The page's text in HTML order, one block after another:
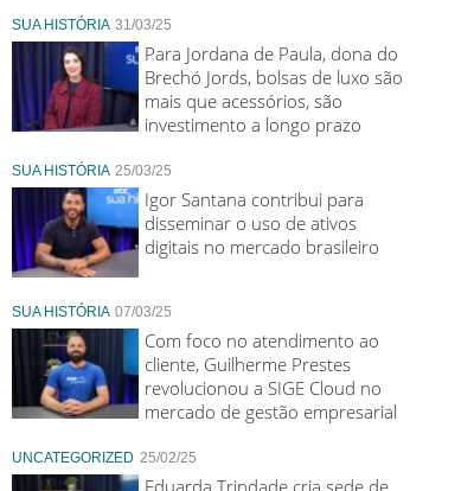
SUA HISTÓRIA 31/03/25
Para Jordana de Paula, dona do
Brechó Jords, bolsas de luxo são
mais que acessórios, são
investimento a longo prazo
SUA HISTÓRIA 25/03/25
Igor Santana contribui para
disseminar o uso de ativos
digitais no mercado brasileiro
SUA HISTÓRIA 07/03/25
Com foco no atendimento ao
cliente, Guilherme Prestes
revolucionou a SIGE Cloud no
mercado de gestão empresarial
UNCATEGORIZED 25/02/25
Eduarda Trindade cria sede de